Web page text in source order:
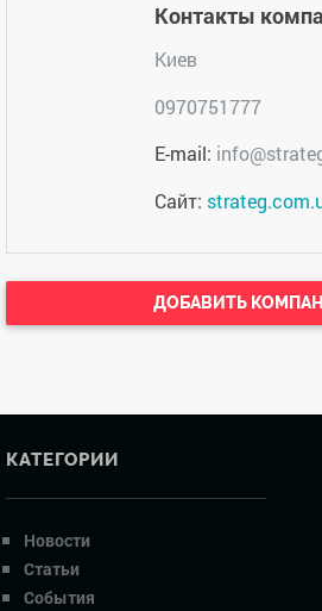
Контакты
Киев
0970751777
E-mail:
Сайт:
ДОБАВИТЬ
КАТЕГОРИИ
Новости
Статьи
События